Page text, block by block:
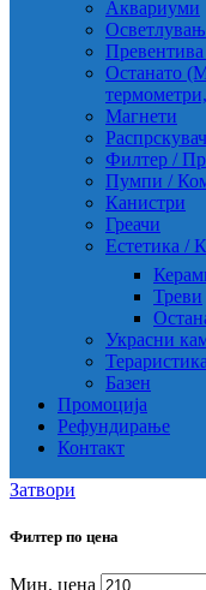
Аквариуми
Превентива
Останато
Магнети
Филтер /
Пумпи /
Канистри
Греачи
Естетика /
Треви
Украсни
Базен
Промоција
Рефундирање
Контакт
Затвори
Филтер по цена
Мин. цена